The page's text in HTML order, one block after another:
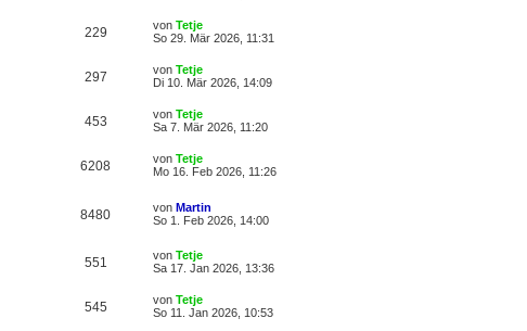
229 von Tetje
So 29. Mär 2026, 11:31
297 von Tetje
Di 10. Mär 2026, 14:09
453 von Tetje
Sa 7. Mär 2026, 11:20
6208 von Tetje
Mo 16. Feb 2026, 11:26
8480 von Martin
So 1. Feb 2026, 14:00
551 von Tetje
Sa 17. Jan 2026, 13:36
545 von Tetje
So 11. Jan 2026, 10:53